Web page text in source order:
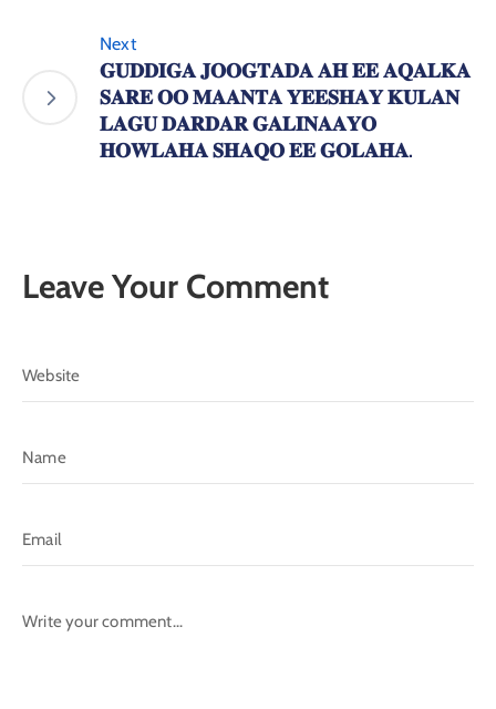
Next
𝐆𝐔𝐃𝐃𝐈𝐆𝐀 𝐉𝐎𝐎𝐆𝐓𝐀𝐃𝐀 𝐀𝐇 𝐄𝐄 𝐀𝐐𝐀𝐋𝐊𝐀
𝐒𝐀𝐑𝐄 𝐎𝐎 𝐌𝐀𝐀𝐍𝐓𝐀 𝐘𝐄𝐄𝐒𝐇𝐀𝐘 𝐊𝐔𝐋𝐀𝐍
𝐋𝐀𝐆𝐔 𝐃𝐀𝐑𝐃𝐀𝐑 𝐆𝐀𝐋𝐈𝐍𝐀𝐀𝐘𝐎
𝐇𝐎𝐖𝐋𝐀𝐇𝐀 𝐒𝐇𝐀𝐐𝐎 𝐄𝐄 𝐆𝐎𝐋𝐀𝐇𝐀.
Leave Your Comment